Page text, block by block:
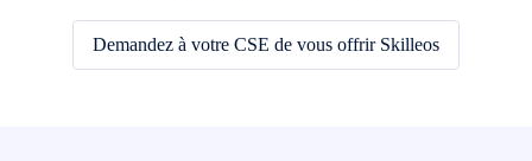
Demandez à votre CSE de vous offrir Skilleos